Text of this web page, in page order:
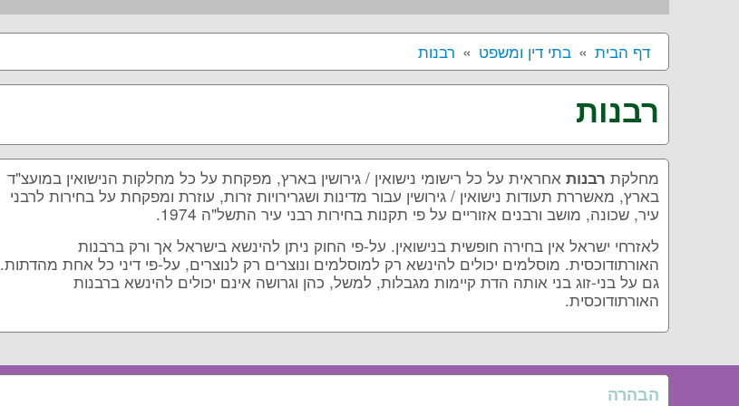
דף הבית בתי דין ומשפט רבנות
רבנות
מחלקת רבנות אחראית על כל רישומי נישואין / גירושין בארץ, מפקחת על כל מחלקות הנישואין במועצ"ד
בארץ, מאשררת תעודות נישואין / גירושין עבור מדינות ושגרירויות זרות, עוזרת ומפקחת על בחירות לרבני
עיר, שכונה, מושב ורבנים אזוריים על פי תקנות בחירות רבני עיר התשל"ה 1974.
לאזרחי ישראל אין בחירה חופשית בנישואין. על-פי החוק ניתן להינשא בישראל אך ורק ברבנות
האורתודוכסית. מוסלמים יכולים להינשא רק למוסלמים ונוצרים רק לנוצרים, על-פי דיני כל אחת מהדתות.
גם על בני-זוג בני אותה הדת קיימות מגבלות, למשל, כהן וגרושה אינם יכולים להינשא ברבנות
האורתודוכסית.
הבהרה